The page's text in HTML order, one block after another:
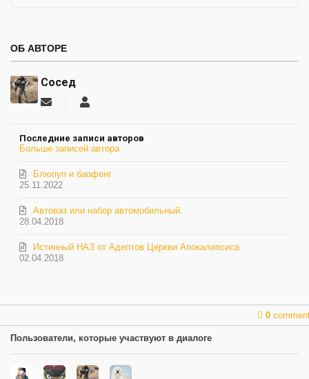
ОБ АВТОРЕ
Сосед
Подписаться
автора
Последние записи авторов
Больше записей автора
25.11.2022
Блюпуп и баофенг
28.04.2018
Автоваз или набор автомобильный.
02.04.2018
Истинный НАЗ от Адептов Церкви Апокалипсиса
0
Пользователи, которые участвуют в диалоге